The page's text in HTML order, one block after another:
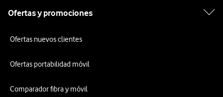
Ofertas y promociones
Ofertas nuevos clientes
Ofertas portabilidad móvil
Comparador fibra y móvil